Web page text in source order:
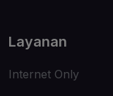
Layanan
Internet Only